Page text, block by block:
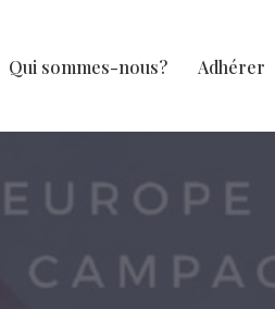
Qui sommes-nous? Adhérer